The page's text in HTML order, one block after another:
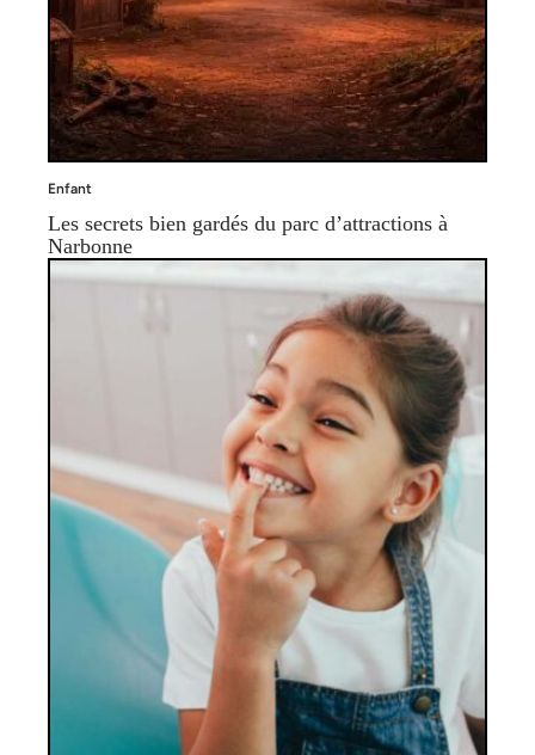
Enfant
Les secrets bien gardés du parc d’attractions à
Narbonne